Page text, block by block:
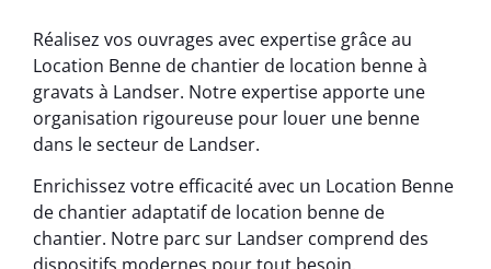
Réalisez vos ouvrages avec expertise grâce au
Location Benne de chantier de location benne à
gravats à Landser. Notre expertise apporte une
organisation rigoureuse pour louer une benne
dans le secteur de Landser.
Enrichissez votre efficacité avec un Location Benne
de chantier adaptatif de location benne de
chantier. Notre parc sur Landser comprend des